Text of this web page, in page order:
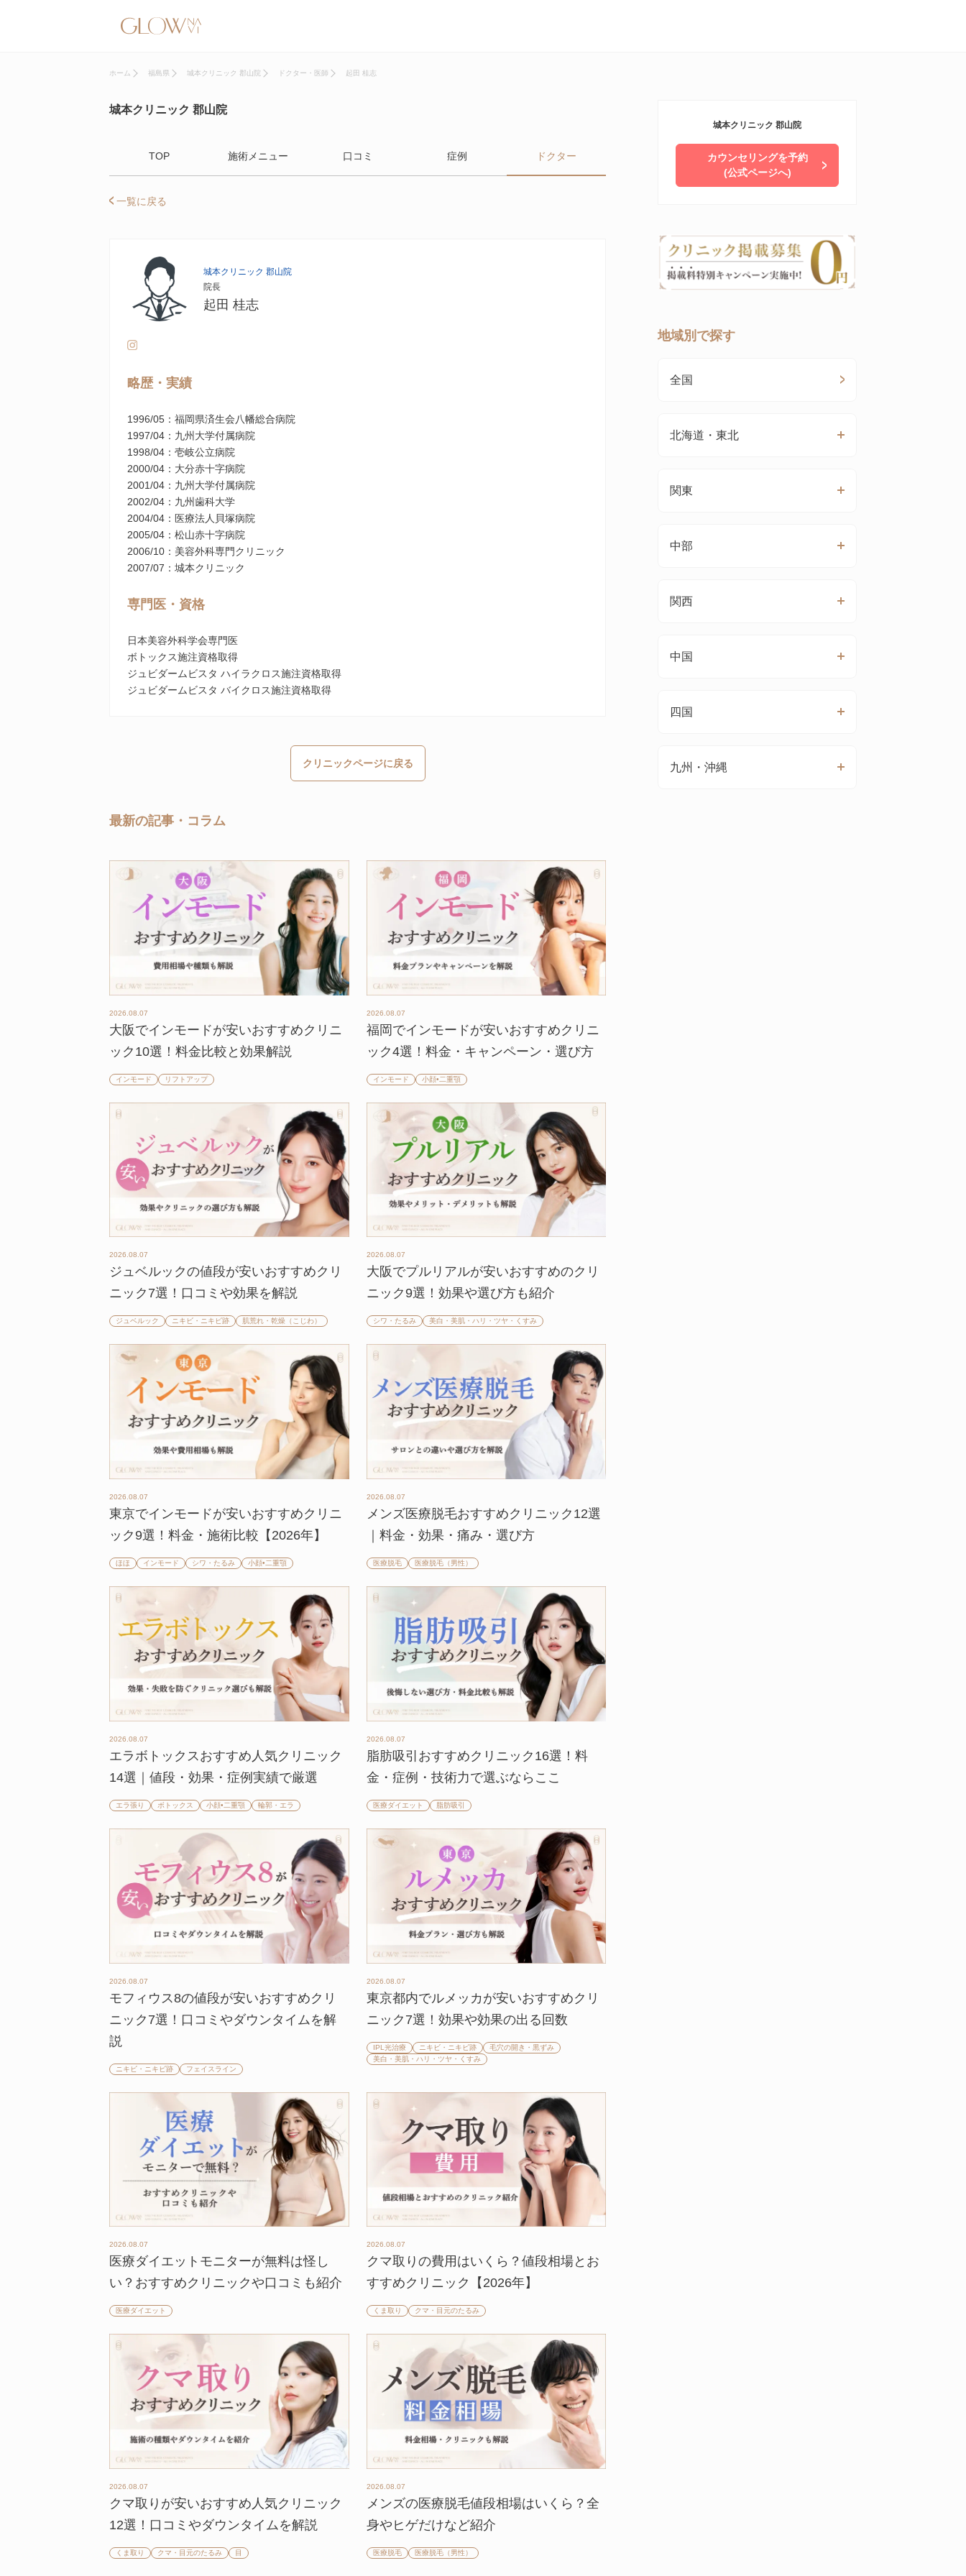
ホーム 福島県 城本クリニック 郡山院 ドクター・医師 起田 桂志
城本クリニック 郡山院
TOP 施術メニュー 口コミ 症例 ドクター
一覧に戻る
城本クリニック 郡山院
院長
起田 桂志
略歴・実績
1996/05：福岡県済生会八幡総合病院
1997/04：九州大学付属病院
1998/04：壱岐公立病院
2000/04：大分赤十字病院
2001/04：九州大学付属病院
2002/04：九州歯科大学
2004/04：医療法人貝塚病院
2005/04：松山赤十字病院
2006/10：美容外科専門クリニック
2007/07：城本クリニック
専門医・資格
日本美容外科学会専門医
ボトックス施注資格取得
ジュビダームビスタ ハイラクロス施注資格取得
ジュビダームビスタ バイクロス施注資格取得
クリニックページに戻る
最新の記事・コラム
2026.08.07
大阪でインモードが安いおすすめクリニ
ック10選！料金比較と効果解説
インモード リフトアップ
2026.08.07
福岡でインモードが安いおすすめクリニ
ック4選！料金・キャンペーン・選び方
インモード 小顔•二重顎
2026.08.07
ジュベルックの値段が安いおすすめクリ
ニック7選！口コミや効果を解説
ジュベルック ニキビ・ニキビ跡 肌荒れ・乾燥（こじわ）
2026.08.07
大阪でプルリアルが安いおすすめのクリ
ニック9選！効果や選び方も紹介
シワ・たるみ 美白・美肌・ハリ・ツヤ・くすみ
2026.08.07
東京でインモードが安いおすすめクリニ
ック9選！料金・施術比較【2026年】
ほほ インモード シワ・たるみ 小顔•二重顎
2026.08.07
メンズ医療脱毛おすすめクリニック12選
｜料金・効果・痛み・選び方
医療脱毛 医療脱毛（男性）
2026.08.07
エラボトックスおすすめ人気クリニック
14選｜値段・効果・症例実績で厳選
エラ張り ボトックス 小顔•二重顎 輪郭・エラ
2026.08.07
脂肪吸引おすすめクリニック16選！料
金・症例・技術力で選ぶならここ
医療ダイエット 脂肪吸引
2026.08.07
モフィウス8の値段が安いおすすめクリ
ニック7選！口コミやダウンタイムを解
説
ニキビ・ニキビ跡 フェイスライン
2026.08.07
東京都内でルメッカが安いおすすめクリ
ニック7選！効果や効果の出る回数
IPL光治療 ニキビ・ニキビ跡
毛穴の開き・黒ずみ
美白・美肌・ハリ・ツヤ・くすみ
2026.08.07
医療ダイエットモニターが無料は怪し
い？おすすめクリニックや口コミも紹介
医療ダイエット
2026.08.07
クマ取りの費用はいくら？値段相場とお
すすめクリニック【2026年】
くま取り クマ・目元のたるみ
2026.08.07
クマ取りが安いおすすめ人気クリニック
12選！口コミやダウンタイムを解説
くま取り クマ・目元のたるみ 目
2026.08.07
メンズの医療脱毛値段相場はいくら？全
身やヒゲだけなど紹介
医療脱毛 医療脱毛（男性）
城本クリニック 郡山院
カウンセリングを予約
(公式ページへ)
地域別で探す
全国
北海道・東北
関東
中部
関西
中国
四国
九州・沖縄